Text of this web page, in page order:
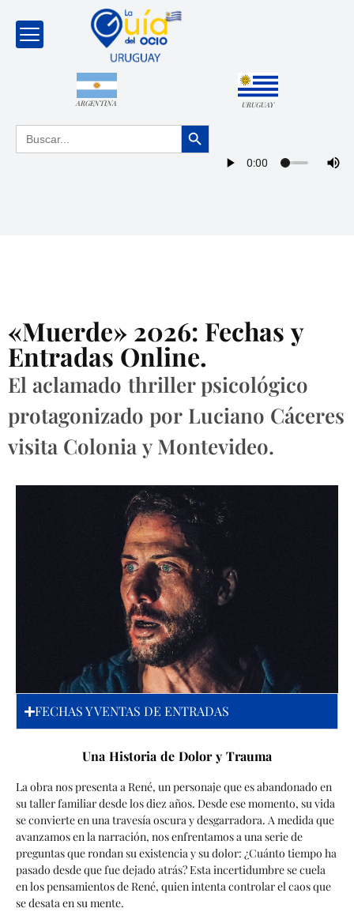
ARGENTINA URUGUAY
Buscar: Botón de búsqueda
«Muerde» 2026: Fechas y
Entradas Online.
El aclamado thriller psicológico
protagonizado por Luciano Cáceres
visita Colonia y Montevideo.
FECHAS Y VENTAS DE ENTRADAS
Una Historia de Dolor y Trauma
La obra nos presenta a René, un personaje que es abandonado en
su taller familiar desde los diez años. Desde ese momento, su vida
se convierte en una travesía oscura y desgarradora. A medida que
avanzamos en la narración, nos enfrentamos a una serie de
preguntas que rondan su existencia y su dolor: ¿Cuánto tiempo ha
pasado desde que fue dejado atrás? Esta incertidumbre se cuela
en los pensamientos de René, quien intenta controlar el caos que
se desata en su mente.